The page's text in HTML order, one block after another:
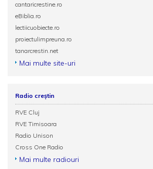
cantaricrestine.ro
eBiblia.ro
lectiicuobiecte.ro
proiectulimpreuna.ro
tanarcrestin.net
Mai multe site-uri
Radio creștin
RVE Cluj
RVE Timisoara
Radio Unison
Cross One Radio
Mai multe radiouri